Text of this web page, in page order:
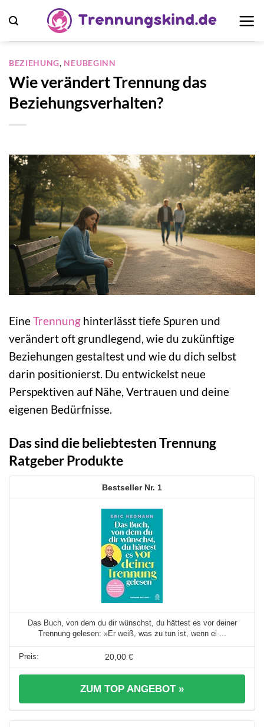
Inhalt
springen
BEZIEHUNG, NEUBEGINN
Wie verändert Trennung das
Beziehungsverhalten?
EineTrennung hinterlässt tiefe Spuren und
verändert oft grundlegend, wie du zukünftige
Beziehungen gestaltest und wie du dich selbst
darin positionierst. Du entwickelst neue
Perspektiven auf Nähe, Vertrauen und deine
eigenen Bedürfnisse.
Das sind die beliebtesten Trennung
Ratgeber Produkte
1
Das Buch, von dem du dir wünschst, du hättest es vor deiner
Trennung gelesen: »Er weiß, was zu tun ist, wenn ei ...
20,00 €
ZUM TOP ANGEBOT »